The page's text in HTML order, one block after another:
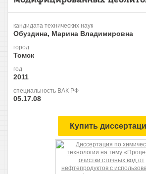
кандидата технических наук
Обуздина, Марина Владимировна
город
Томск
год
2011
специальность ВАК РФ
05.17.08
Купить